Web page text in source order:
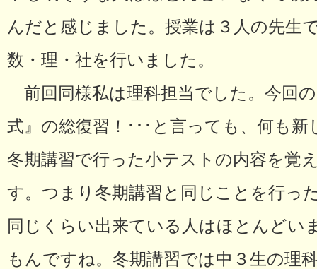
んだと感じました。授業は３人の先生
数・理・社を行いました。
前回同様私は理科担当でした。今回
式』の総復習！･･･と言っても、何も
冬期講習で行った小テストの内容を覚
す。つまり冬期講習と同じことを行っ
同じくらい出来ている人はほとんどい
もんですね。冬期講習では中３生の理